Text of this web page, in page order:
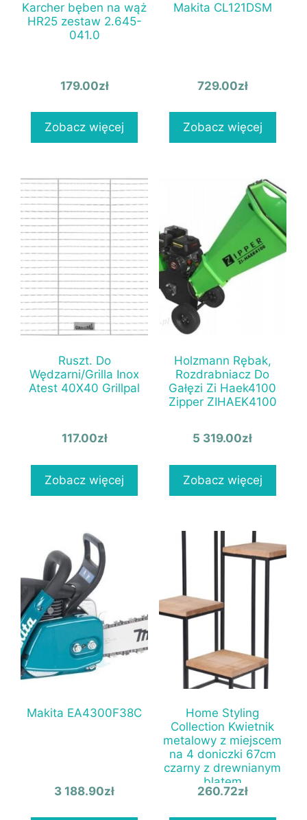
Karcher bęben na wąż
HR25 zestaw 2.645-
041.0
179.00zł
Zobacz więcej
Makita CL121DSM
729.00zł
Zobacz więcej
Ruszt. Do
Wędzarni/Grilla Inox
Atest 40X40 Grillpal
117.00zł
Zobacz więcej
Holzmann Rębak,
Rozdrabniacz Do
Gałęzi Zi Haek4100
Zipper ZIHAEK4100
5 319.00zł
Zobacz więcej
Makita EA4300F38C
3 188.90zł
Home Styling
Collection Kwietnik
metalowy z miejscem
na 4 doniczki 67cm
czarny z drewnianym
blatem
260.72zł